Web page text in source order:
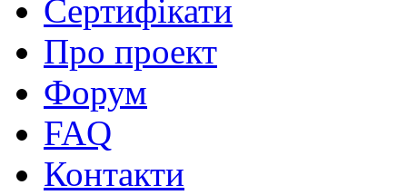
Сертифікати
Про проект
Форум
FAQ
Контакти